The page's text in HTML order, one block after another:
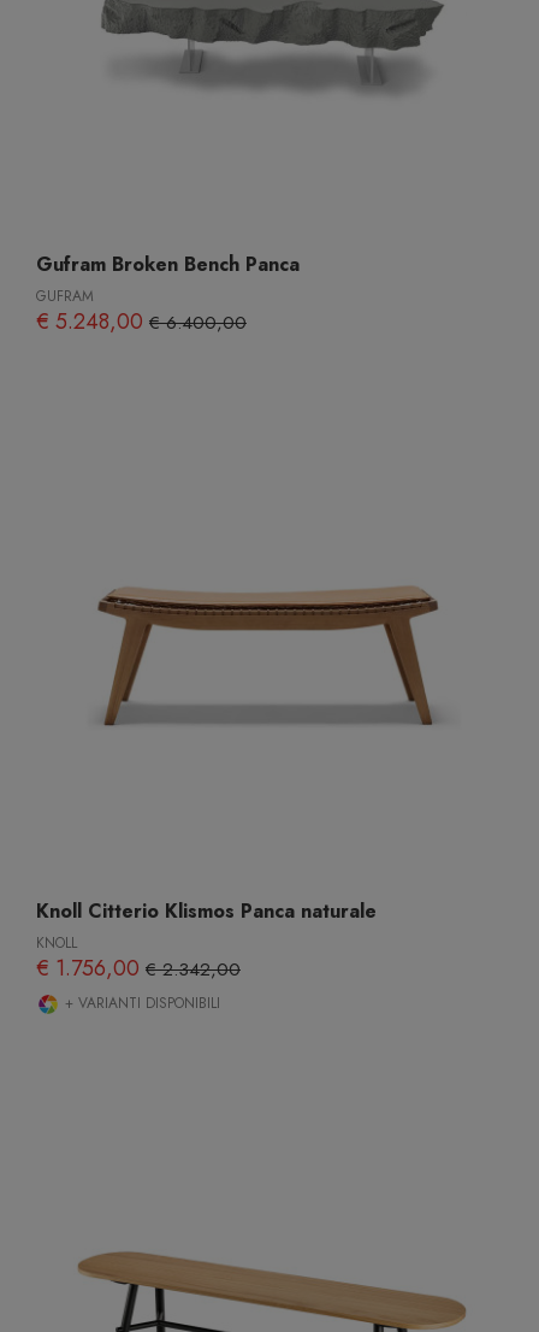
Gufram Broken Bench Panca
GUFRAM
€ 5.248,00 € 6.400,00
Knoll Citterio Klismos Panca naturale
KNOLL
€ 1.756,00 € 2.342,00
+ VARIANTI DISPONIBILI